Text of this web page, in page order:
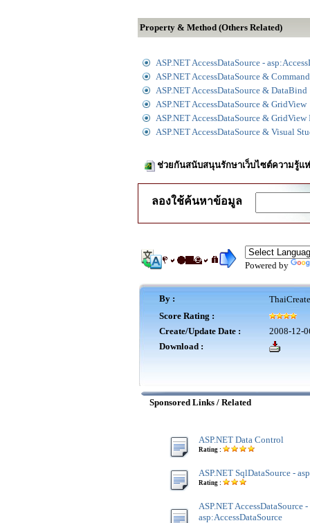
Property & Method (Others Related)
ASP.NET AccessDataSource -
ASP.NET AccessDataSource & Command
ASP.NET AccessDataSource & DataBind
ASP.NET AccessDataSource & GridView
ASP.NET AccessDataSource &
ASP.NET AccessDataSource & Visual
ช่วยกันสนับสนุนรักษาเว็บไซต์ความรู้แ
ลองใช้ค้นหาข้อมูล
Powered by
By :
Score Rating :
Create/Update Date :
2008-12-
Download :
Sponsored Links / Related
ASP.NET Data Control
Rating :
ASP.NET SqlDataSource -
Rating :
ASP.NET AccessDataSource -
asp:AccessDataSource